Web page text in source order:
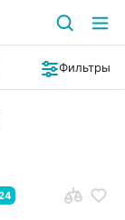
Фильтры